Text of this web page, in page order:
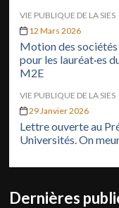
VIE PUBLIQUE DE LA SIES
12 Mars 2026
Motion des
pour les lauréat·es
M2E
VIE PUBLIQUE DE LA SIES
29 Janvier 2026
Lettre ouverte au
Universités. On
Dernières